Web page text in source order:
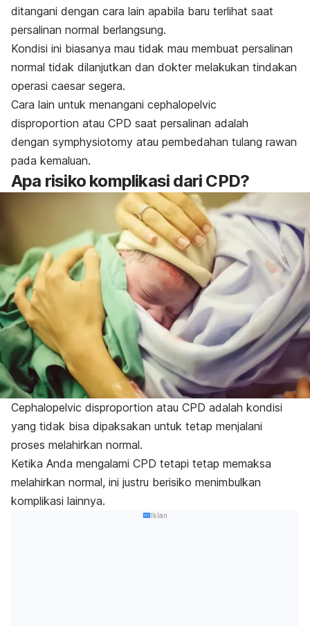
ditangani dengan cara lain apabila baru terlihat saat
persalinan normal berlangsung.
Kondisi ini biasanya mau tidak mau membuat persalinan
normal tidak dilanjutkan dan dokter melakukan tindakan
operasi caesar segera.
Cara lain untuk menangani cephalopelvic
disproportion atau CPD saat persalinan adalah
dengan symphysiotomy atau pembedahan tulang rawan
pada kemaluan.
Apa risiko komplikasi dari CPD?
Cephalopelvic disproportion atau CPD adalah kondisi
yang tidak bisa dipaksakan untuk tetap menjalani
proses melahirkan normal.
Ketika Anda mengalami CPD tetapi tetap memaksa
melahirkan normal, ini justru berisiko menimbulkan
komplikasi lainnya.
Iklan